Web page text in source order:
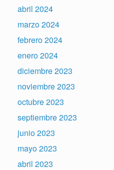
abril 2024
marzo 2024
febrero 2024
enero 2024
diciembre 2023
noviembre 2023
octubre 2023
septiembre 2023
junio 2023
mayo 2023
abril 2023